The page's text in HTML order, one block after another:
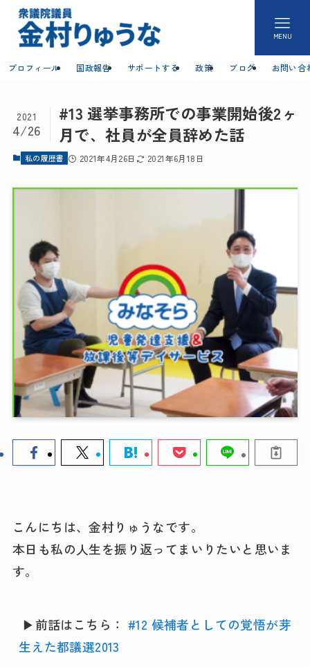
MENU
プロフィール 国政報告 サポートする 政策 ブログ お問い合
#13 選挙事務所での事業開始後2ヶ
月で、社員が全員辞めた話
2021
4/26
私の履歴書 2021年4月26日 2021年6月18日
こんにちは、金村りゅうなです。
本日も私の人生を振り返ってまいりたいと思いま
す。
▶︎前話はこちら： #12 候補者としての覚悟が芽
生えた都議選2013